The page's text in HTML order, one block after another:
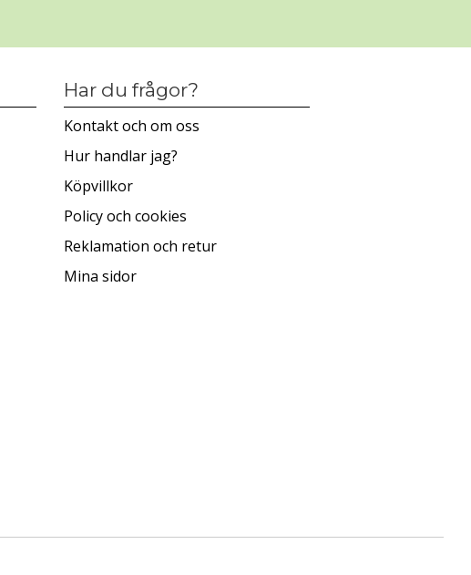
Har du frågor?
Kontakt och om oss
Hur handlar jag?
Köpvillkor
Policy och cookies
Reklamation och retur
Mina sidor